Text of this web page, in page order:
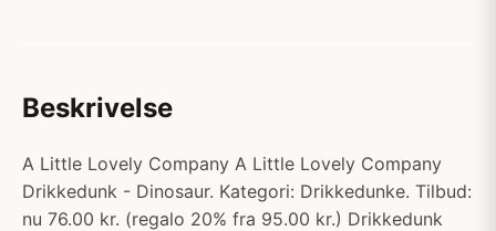
Beskrivelse
A Little Lovely Company A Little Lovely Company
Drikkedunk - Dinosaur. Kategori: Drikkedunke. Tilbud:
nu 76.00 kr. (regalo 20% fra 95.00 kr.) Drikkedunk